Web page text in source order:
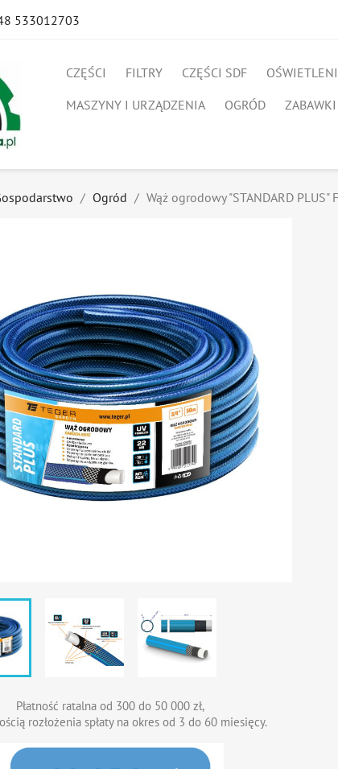
533012703
CZĘŚCI FILTRY CZĘŚCI SDF
MASZYNY I URZĄDZENIA
OGRÓD ZABAWKI
Ogród Wąż ogrodowy "STANDARD PLUS"
Płatność ratalna od 300 do 50 000 zł,
rozłożenia spłaty na okres od 3 do 60 miesięcy.